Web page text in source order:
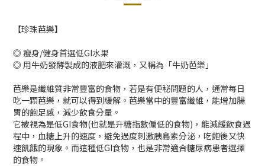
【珍珠芭樂】
◎ 瘦身/健身首選低GI水果
◎ 用牛奶發酵製成的液肥來灌溉，又稱為「牛奶芭樂」
芭樂是纖維質非常豐富的食物，若是有便秘問題的人，通常每日
吃一顆芭樂，就可以得到緩解。芭樂當中的豐富纖維，能增加腸
胃的飽足感，減少飲食分量。
它被視為是低GI食物(也就是升糖指數偏低的食物)，能減緩飲食過
程中，血糖上升的速度，避免過度刺激胰島素分泌，吃飽後又快
速飢餓的現象。而這種低GI食物，也是非常適合糖尿病患者選擇
的食物。